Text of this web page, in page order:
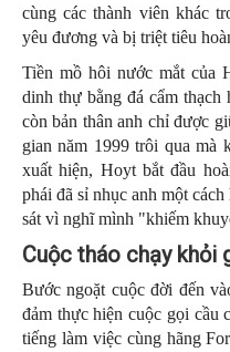
cùng các thành viên khác
yêu đương và bị triệt tiêu
Tiền mồ hôi nước mắt của
dinh thự bằng đá cẩm thạch
còn bản thân anh chỉ được
gian năm 1999 trôi qua mà
xuất hiện, Hoyt bắt đầu
phái đã sỉ nhục anh một
sát vì nghĩ mình "khiếm
Cuộc tháo chạy khỏi
Bước ngoặt cuộc đời đến
đảm thực hiện cuộc gọi cầu
tiếng làm việc cùng hãng